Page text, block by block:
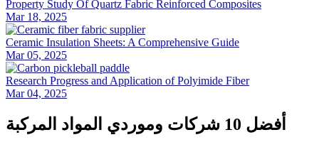
Property Study Of Quartz Fabric Reinforced Composites
Mar 18, 2025
Ceramic Insulation Sheets: A Comprehensive Guide
Mar 05, 2025
Research Progress and Application of Polyimide Fiber
Mar 04, 2025
أفضل 10 شركات وموردي المواد المركبة